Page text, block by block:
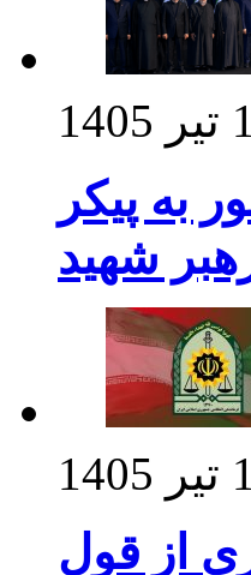
به پیکر
شهید
از قول